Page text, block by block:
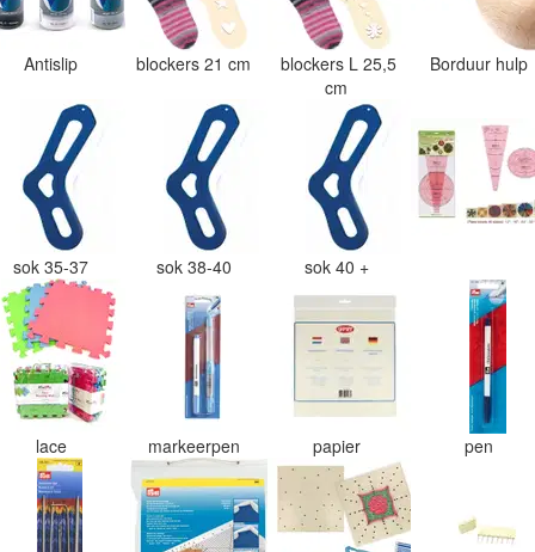
Antislip blockers 21 cm
blockers L 25,5
cm
Borduur hulp
sok 35-37 sok 38-40 sok 40 +
lace markeerpen papier pen